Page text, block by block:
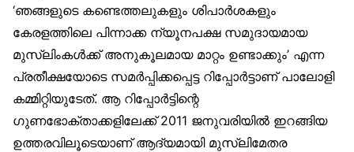
‘ഞങ്ങളുടെ കണ്ടെത്തലുകളും ശിപാർശകളും
കേരളത്തിലെ പിന്നാക്ക ന്യൂനപക്ഷ സമുദായമായ
മുസ്‌ലിംകൾക്ക് അനുകൂലമായ മാറ്റം ഉണ്ടാക്കും’ എന്ന
പ്രതീക്ഷയോടെ സമർപ്പിക്കപ്പെട്ട റിപ്പോർട്ടാണ് പാലോളി
കമ്മിറ്റിയുടേത്. ആ റിപ്പോർട്ടിന്റെ
ഗുണഭോക്താക്കളിലേക്ക് 2011 ജനുവരിയിൽ ഇറങ്ങിയ
ഉത്തരവിലൂടെയാണ് ആദ്യമായി മുസ്‌ലിമേതര